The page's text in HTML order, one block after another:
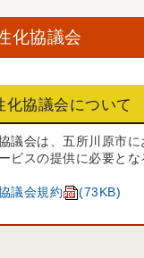
化協議会
協議会について
会は、五所川原市
ビスの提供に必要と
議会規約
(73KB)